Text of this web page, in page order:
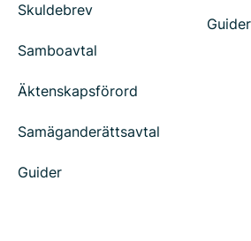
Skuldebrev
Samboavtal
Äktenskapsförord
Samäganderättsavtal
Guider
Guider